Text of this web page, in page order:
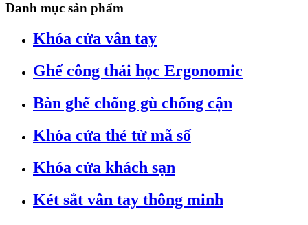
Danh mục sản phẩm
Khóa cửa vân tay
Ghế công thái học Ergonomic
Bàn ghế chống gù chống cận
Khóa cửa thẻ từ mã số
Khóa cửa khách sạn
Két sắt vân tay thông minh